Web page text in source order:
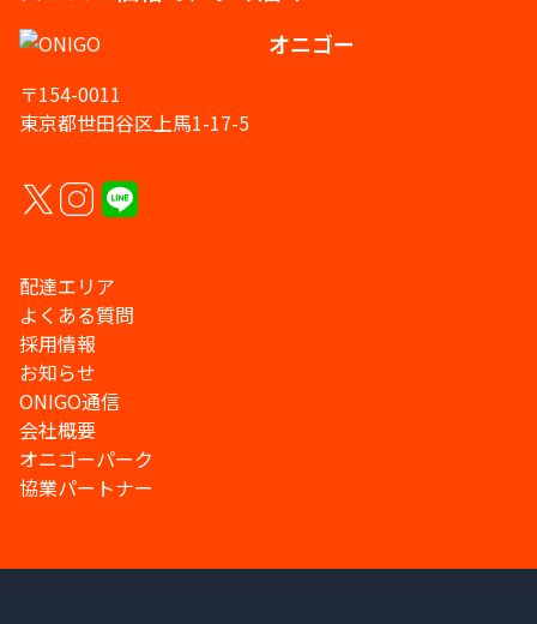
オニゴー
〒154-0011
東京都世田谷区上馬1-17-5
配達エリア
よくある質問
採用情報
お知らせ
ONIGO通信
会社概要
オニゴーパーク
協業パートナー